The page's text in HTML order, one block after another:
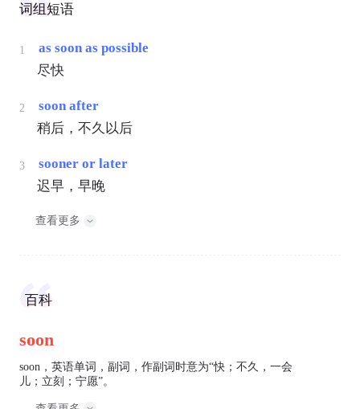
词组短语
1
as soon as possible
尽快
2
soon after
稍后，不久以后
3
sooner or later
迟早，早晚
查看更多
百科
soon
soon，英语单词，副词，作副词时意为“快；不久，一会
儿；立刻；宁愿”。